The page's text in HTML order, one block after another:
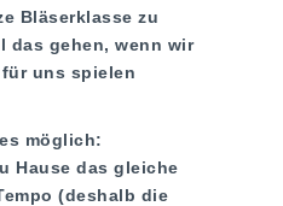
Bläserklasse zu
das gehen, wenn wir
uns spielen
möglich:
Hause das gleiche
(deshalb die